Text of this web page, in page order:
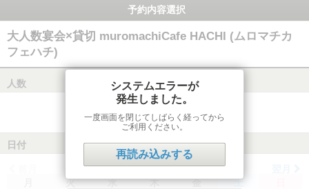
予約内容選択
大人数宴会×貸切 muromachiCafe HACHI (ムロマチカ
フェハチ)
人数
日付
火 水 木 金 土
システムエラーが
発生しました。
一度画面を閉じてしばらく経ってから
ご利用ください。
再読み込みする